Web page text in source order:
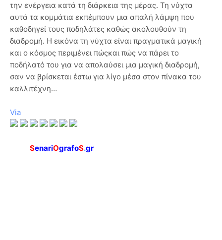
την ενέργεια κατά τη διάρκεια της μέρας. Τη νύχτα
αυτά τα κομμάτια εκπέμπουν μια απαλή λάμψη που
καθοδηγεί τους ποδηλάτες καθώς ακολουθούν τη
διαδρομή. Η εικόνα τη νύχτα είναι πραγματικά μαγική
και ο κόσμος περιμένει πώςκαι πώς να πάρει το
ποδήλατό του για να απολαύσει μια μαγική διαδρομή,
σαν να βρίσκεται έστω για λίγο μέσα στον πίνακα του
καλλιτέχνη…
Via
SenariOgrafoS.gr